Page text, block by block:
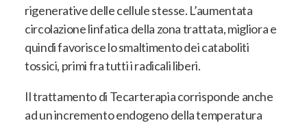
rigenerative delle cellule stesse. L’aumentata
circolazione linfatica della zona trattata, migliora e
quindi favorisce lo smaltimento dei cataboliti
tossici, primi fra tutti i radicali liberi.
Il trattamento di Tecarterapia corrisponde anche
ad un incremento endogeno della temperatura